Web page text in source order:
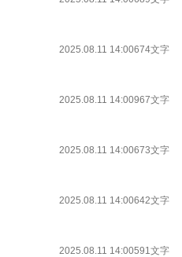
2025.08.11 14:00674文字
2025.08.11 14:00967文字
2025.08.11 14:00673文字
2025.08.11 14:00642文字
2025.08.11 14:00591文字